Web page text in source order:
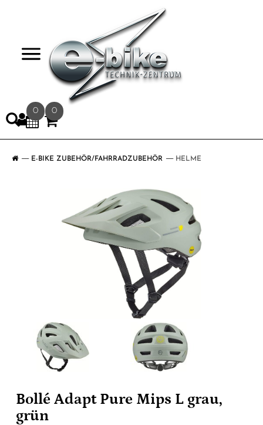
0 0
E-BIKE ZUBEHÖR/FAHRRADZUBEHÖR HELME
Bollé Adapt Pure Mips L grau,
grün